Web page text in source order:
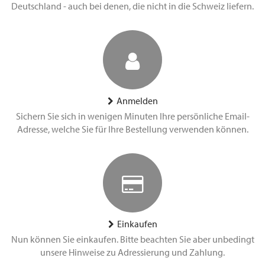
Deutschland - auch bei denen, die nicht in die Schweiz liefern.
Anmelden
Sichern Sie sich in wenigen Minuten Ihre persönliche Email-
Adresse, welche Sie für Ihre Bestellung verwenden können.
Einkaufen
Nun können Sie einkaufen. Bitte beachten Sie aber unbedingt
unsere Hinweise zu Adressierung und Zahlung.